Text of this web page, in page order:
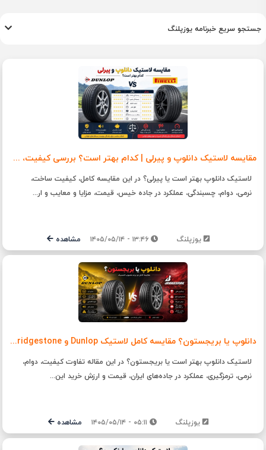
جستجو سریع خبرنامه یوزپلنگ
مقایسه لاستیک دانلوپ و پیرلی | کدام بهتر است؟ بررسی کیفیت، دوام، قیمت و ارزش خرید
لاستیک دانلوپ بهتر است یا پیرلی؟ در این مقایسه کامل، کیفیت ساخت،
نرمی، دوام، چسبندگی، عملکرد در جاده خیس، قیمت، مزایا و معایب و ار...
یوزپلنگ ۱۳:۴۶ - ۱۴۰۵/۰۵/۱۴ مشاهده
دانلوپ یا بریجستون؟ مقایسه کامل لاستیک Dunlop و Bridgestone + راهنمای خرید
لاستیک دانلوپ بهتر است یا بریجستون؟ در این مقاله تفاوت کیفیت، دوام،
نرمی، ترمزگیری، عملکرد در جاده‌های ایران، قیمت و ارزش خرید این...
یوزپلنگ مشاهده